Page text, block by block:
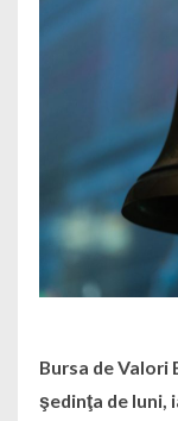
Bursa de Valori
şedinţa de luni,